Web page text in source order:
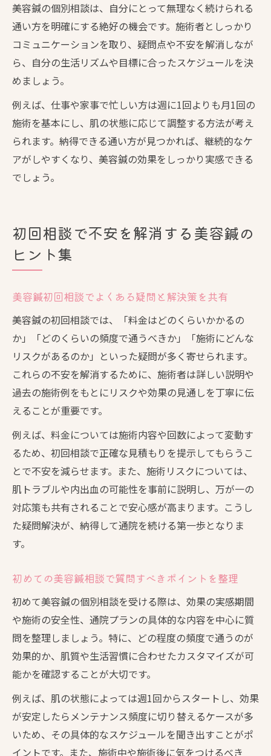
美容鍼の個別相談は、自分にとって無理なく続けられる
通い方を明確にする絶好の機会です。施術者としっかり
コミュニケーションを取り、疑問点や不安を解消しなが
ら、自分の生活リズムや目標に合ったスケジュールを決
めましょう。
例えば、仕事や家事で忙しい方は週に1回よりも月1回の
施術を基本にし、肌の状態に応じて調整する方法が考え
られます。納得できる通い方が見つかれば、継続的なケ
アがしやすくなり、美容鍼の効果をしっかり実感できる
でしょう。
初回相談で不安を解消する美容鍼の
ヒント集
美容鍼初回相談でよくある疑問と解決策を共有
美容鍼の初回相談では、「料金はどのくらいかかるの
か」「どのくらいの頻度で通うべきか」「施術にどんな
リスクがあるのか」といった疑問が多く寄せられます。
これらの不安を解消するために、施術者は詳しい説明や
過去の施術例をもとにリスクや効果の見通しを丁寧に伝
えることが重要です。
例えば、料金については施術内容や回数によって変動す
るため、初回相談で正確な見積もりを提示してもらうこ
とで不安を減らせます。また、施術リスクについては、
肌トラブルや内出血の可能性を事前に説明し、万が一の
対応策も共有されることで安心感が高まります。こうし
た疑問解決が、納得して通院を続ける第一歩となりま
す。
初めての美容鍼相談で質問すべきポイントを整理
初めて美容鍼の個別相談を受ける際は、効果の実感期間
や施術の安全性、通院プランの具体的な内容を中心に質
問を整理しましょう。特に、どの程度の頻度で通うのが
効果的か、肌質や生活習慣に合わせたカスタマイズが可
能かを確認することが大切です。
例えば、肌の状態によっては週1回からスタートし、効果
が安定したらメンテナンス頻度に切り替えるケースが多
いため、その具体的なスケジュールを聞き出すことがポ
イントです。また、施術中や施術後に気をつけるべき